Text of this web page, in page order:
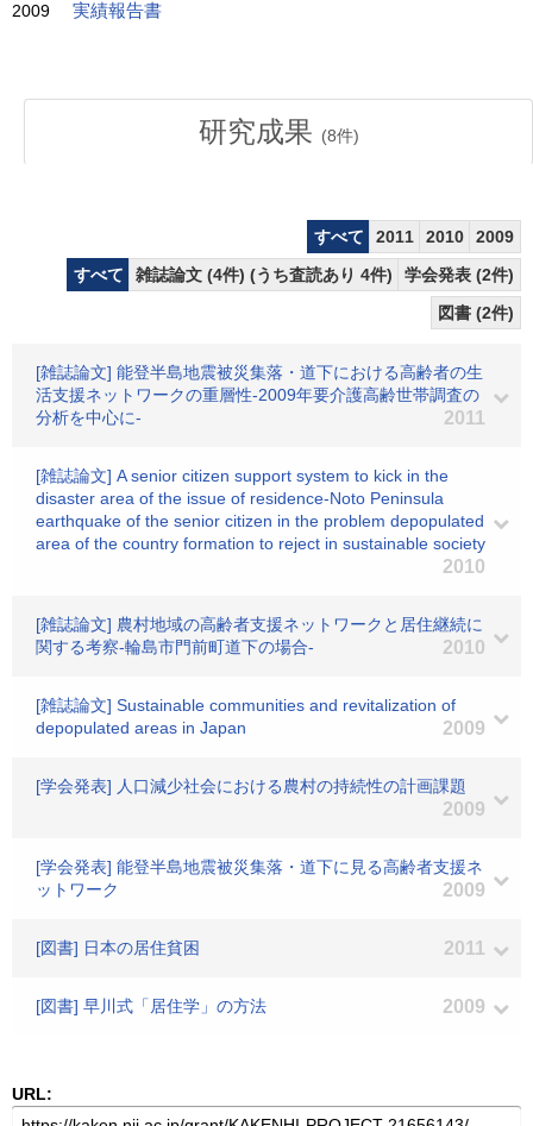
2009 実績報告書
研究成果 (8件)
すべて 2011 2010
2009
すべて
雑誌論文 (4件) (うち査読あり 4件)
学会発表 (2件)
図書 (2件)
[雑誌論文] 能登半島地震被災集落・道下における高齢者の生
活支援ネットワークの重層性-2009年要介護高齢世帯調査の
分析を中心に-
2011
[雑誌論文] A senior citizen support system to kick in the
disaster area of the issue of residence-Noto Peninsula
earthquake of the senior citizen in the problem depopulated
area of the country formation to reject in sustainable society
2010
[雑誌論文] 農村地域の高齢者支援ネットワークと居住継続に
関する考察-輪島市門前町道下の場合-
2010
[雑誌論文] Sustainable communities and revitalization of
depopulated areas in Japan
2009
[学会発表] 人口減少社会における農村の持続性の計画課題
2009
[学会発表] 能登半島地震被災集落・道下に見る高齢者支援ネ
ットワーク
2009
[図書] 日本の居住貧困 2011
[図書] 早川式「居住学」の方法 2009
URL: